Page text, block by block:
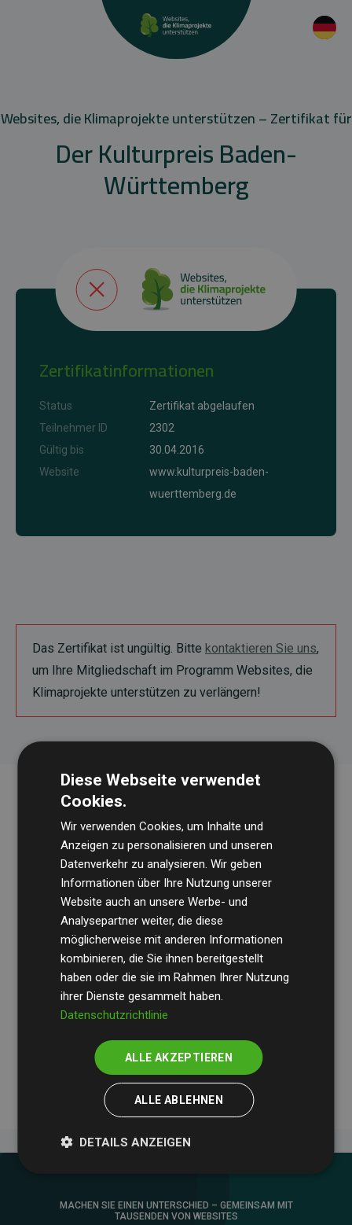
Websites, die Klimaprojekte unterstützen – Zertifikat für
Der Kulturpreis Baden-
Württemberg
Zertifikatinformationen
Status
Zertifikat abgelaufen
Teilnehmer ID
2302
Gültig bis
30.04.2016
Website
www.kulturpreis-baden-
wuerttemberg.de
Das Zertifikat ist ungültig. Bitte kontaktieren Sie uns,
um Ihre Mitgliedschaft im Programm Websites, die
Klimaprojekte unterstützen zu verlängern!
Die WirtschaftsprüfungsgesellschaftBDO
regelmäßig unsere Berechnungen und Methodik, um
Transparenz und Verlässlichkeit sicherzustellen.
Ihre Prüfungen belegen, dass unsere Investitionen in
Klimaschutzprojekte im Durchschnitt
Websites kompensieren – ein klarer Nachweis für die
messbare Klimawirkung unseres Ansatzes.
MACHEN SIE EINEN UNTERSCHIED – GEMEINSAM MIT
TAUSENDEN VON WEBSITES
Diese Webseite verwendet
Cookies.
Wir verwenden Cookies, um Inhalte und
Anzeigen zu personalisieren und unseren
Datenverkehr zu analysieren. Wir geben
Informationen über Ihre Nutzung unserer
Website auch an unsere Werbe- und
Analysepartner weiter, die diese
möglicherweise mit anderen Informationen
kombinieren, die Sie ihnen bereitgestellt
haben oder die sie im Rahmen Ihrer Nutzung
ihrer Dienste gesammelt haben.
Datenschutzrichtlinie
ALLE AKZEPTIEREN
ALLE ABLEHNEN
DETAILS ANZEIGEN